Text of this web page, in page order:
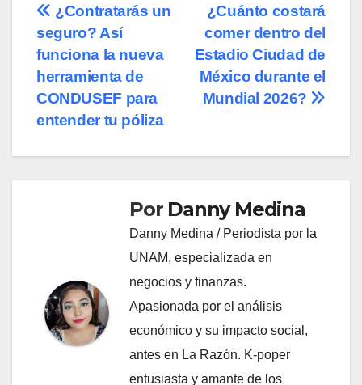
Navegación
de
entradas
¿Cuánto costará
comer dentro del
Estadio Ciudad de
México durante el
Mundial 2026?
¿Contratarás un
seguro? Así
funciona la nueva
herramienta de
CONDUSEF para
entender tu póliza
Por Danny Medina
Danny Medina / Periodista por la
UNAM, especializada en
negocios y finanzas.
Apasionada por el análisis
económico y su impacto social,
antes en La Razón. K-poper
entusiasta y amante de los